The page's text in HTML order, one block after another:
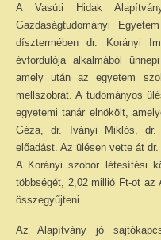
A Vasúti Hidak
Gazdaságtudományi
dísztermében dr. Korányi
évfordulója alkalmából
amely után az egyetem
mellszobrát. A tudományos
egyetemi tanár elnökölt,
Géza, dr. Iványi Miklós,
előadást. Az ülésen vette át
A Korányi szobor létesítési
többségét, 2,02 millió Ft-ot az
összegyűjteni.
Az Alapítvány jó